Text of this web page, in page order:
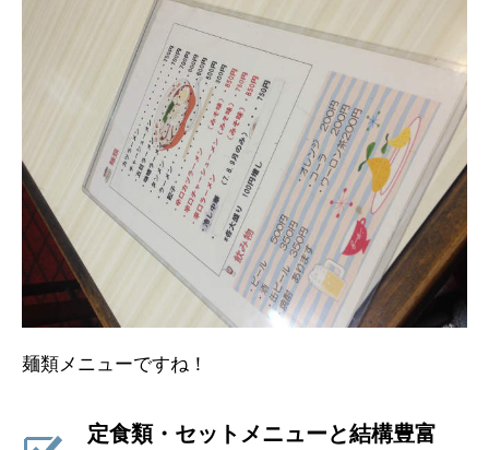
麺類メニューですね！
定食類・セットメニューと結構豊富